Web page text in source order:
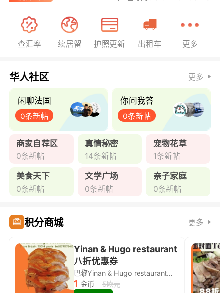
查汇率 续居留 护照更新 出租车 更多
华人社区 更多
闲聊法国
0条新帖
你问我答
0条新帖
商家自荐区
0条新帖
真情秘密
14条新帖
宠物花草
1条新帖
美食天下
0条新帖
文学广场
0条新帖
亲子家庭
0条新帖
积分商城 更多
Yinan & Hugo restaurant
八折优惠券
巴黎Yinan & Hugo restaurant除简餐类全场8折
1 金币
5欧元